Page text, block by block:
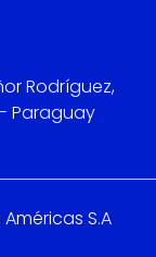
Rodríguez,
Paraguay
S.A